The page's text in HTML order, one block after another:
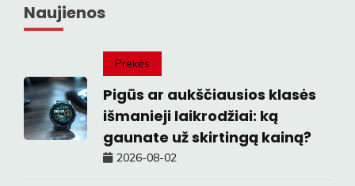
Naujienos
Prekės
Pigūs ar aukščiausios klasės
išmanieji laikrodžiai: ką
gaunate už skirtingą kainą?
2026-08-02